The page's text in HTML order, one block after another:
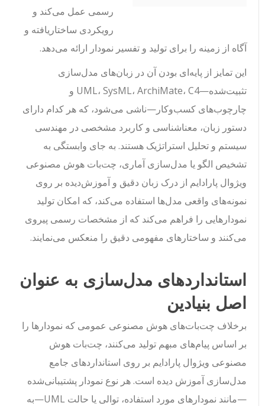
رسمی عمل می‌کند و
رویکردی ساختاریافته و
آگاه از زمینه را برای تولید و تفسیر نمودار ارائه می‌دهد.
این تمایز از پایه‌ای بودن آن در زبان‌های مدل‌سازی
تثبیت‌شده—UML، SysML، ArchiMate، C4 و
چارچوب‌های کسب‌وکار—ناشی می‌شود، که هر کدام دارای
دستور زبان، معناشناسی و کاربرد مشخصی در مهندسی
سیستم و تحلیل استراتژیک هستند. به جای وابستگی به
تشخیص الگو یا مدل‌سازی آماری، چت‌بات هوش مصنوعی
ویژوال پارادایم از درک زبان دقیق و آموزش‌دیده بر روی
نمونه‌های واقعی مدل‌ها استفاده می‌کند، که امکان تولید
نمودارهایی را فراهم می‌کند که از مشخصات رسمی پیروی
می‌کنند و ساختارهای مفهومی دقیق را منعکس می‌نمایند.
استانداردهای مدل‌سازی به عنوان
اصل بنیادین
برخلاف چت‌بات‌های هوش مصنوعی عمومی که نمودارها را
بر اساس پیام‌های مبهم تولید می‌کنند، چت‌بات هوش
مصنوعی ویژوال پارادایم بر روی استانداردهای جامع
مدل‌سازی آموزش دیده است. هر نوع نمودار پشتیبانی‌شده
—مانند نمودارهای مورد استفاده، توالی یا حالت UML—به